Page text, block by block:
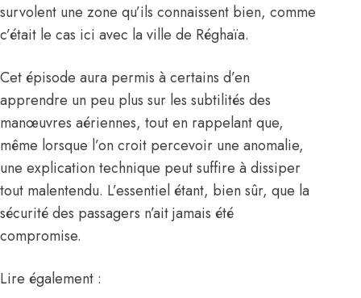
survolent une zone qu’ils connaissent bien, comme
c’était le cas ici avec la ville de Réghaïa.
Cet épisode aura permis à certains d’en
apprendre un peu plus sur les subtilités des
manœuvres aériennes, tout en rappelant que,
même lorsque l’on croit percevoir une anomalie,
une explication technique peut suffire à dissiper
tout malentendu. L’essentiel étant, bien sûr, que la
sécurité des passagers n’ait jamais été
compromise.
Lire également :